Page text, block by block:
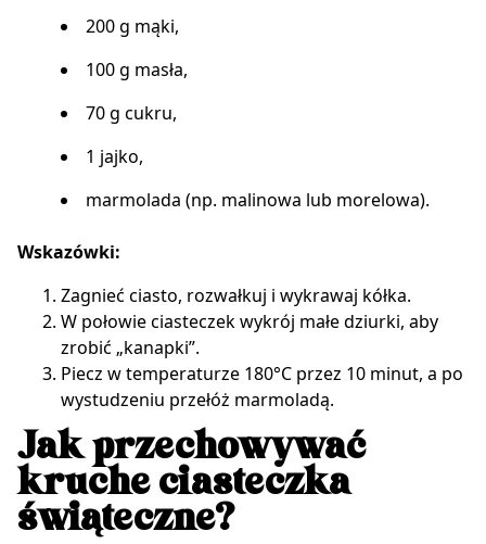
200 g mąki,
100 g masła,
70 g cukru,
1 jajko,
marmolada (np. malinowa lub morelowa).
Wskazówki:
Zagnieć ciasto, rozwałkuj i wykrawaj kółka.
W połowie ciasteczek wykrój małe dziurki, aby
zrobić „kanapki”.
Piecz w temperaturze 180°C przez 10 minut, a po
wystudzeniu przełóż marmoladą.
Jak przechowywać
kruche ciasteczka
świąteczne?